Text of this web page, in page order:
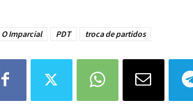
O Imparcial PDT troca de partidos